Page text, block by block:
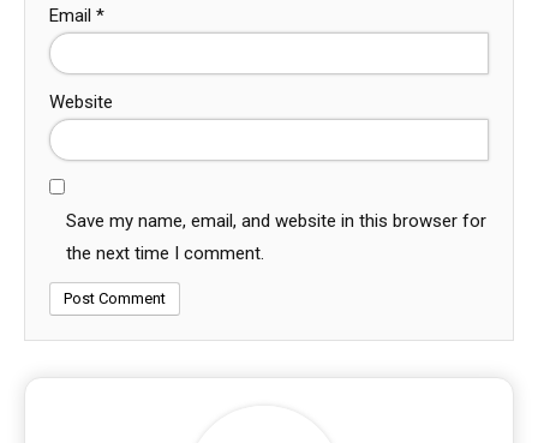
Email *
Website
Save my name, email, and website in this browser for
the next time I comment.